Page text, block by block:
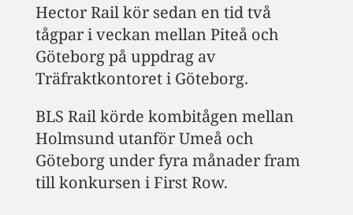
Hector Rail kör sedan en tid två
tågpar i veckan mellan Piteå och
Göteborg på uppdrag av
Träfraktkontoret i Göteborg.
BLS Rail körde kombitågen mellan
Holmsund utanför Umeå och
Göteborg under fyra månader fram
till konkursen i First Row.